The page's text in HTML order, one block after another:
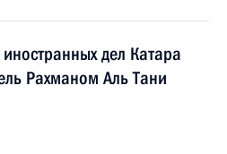
дел Катара
Рахманом Аль Тани